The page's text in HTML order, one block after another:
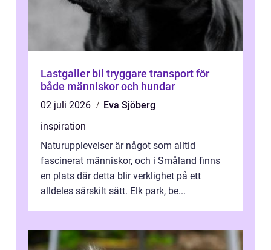
Lastgaller bil tryggare transport för
både människor och hundar
02 juli 2026
Eva Sjöberg
inspiration
Naturupplevelser är något som alltid
fascinerat människor, och i Småland finns
en plats där detta blir verklighet på ett
alldeles särskilt sätt. Elk park, be...